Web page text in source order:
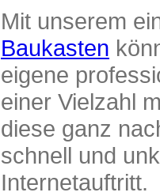
Mit unserem
Baukasten
eigene
einer Vielzahl
diese ganz
schnell und
Internetauftritt.